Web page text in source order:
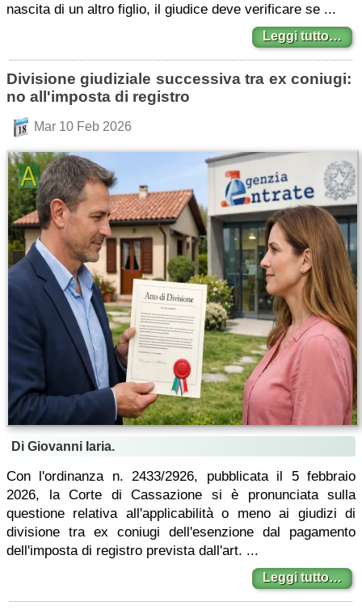
nascita di un altro figlio, il giudice deve verificare se ...
Leggi tutto…
Divisione giudiziale successiva tra ex coniugi:
no all'imposta di registro
Mar 10 Feb 2026
Di Giovanni Iaria.
Con l'ordinanza n. 2433/2926, pubblicata il 5 febbraio
2026, la Corte di Cassazione si è pronunciata sulla
questione relativa all'applicabilità o meno ai giudizi di
divisione tra ex coniugi dell'esenzione dal pagamento
dell'imposta di registro prevista dall'art. ...
Leggi tutto…